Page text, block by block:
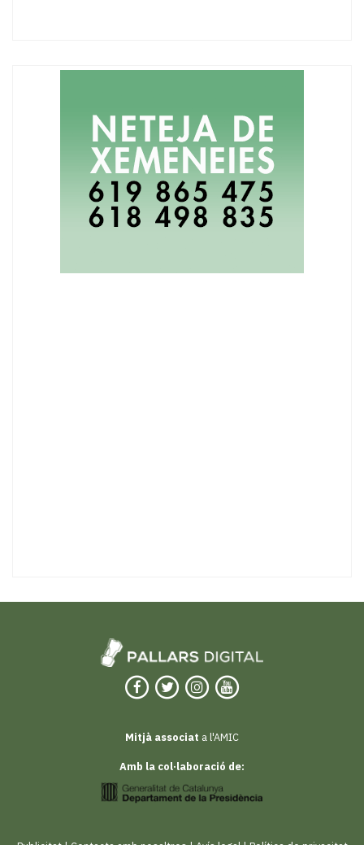
Mitjà associat a l'AMIC
Amb la col·laboració de: